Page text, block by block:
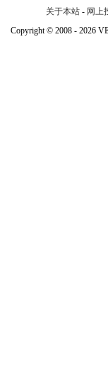
关于本站 - 网上
Copyright © 2008 - 2026